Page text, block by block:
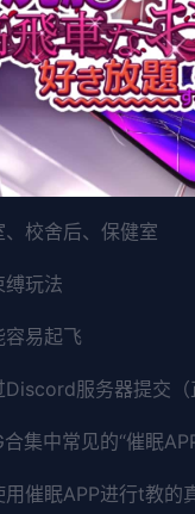
校舍后、保健室
缚玩法
易起飞
服务器提交（
集中常见的“催眠
催眠APP进行t教的